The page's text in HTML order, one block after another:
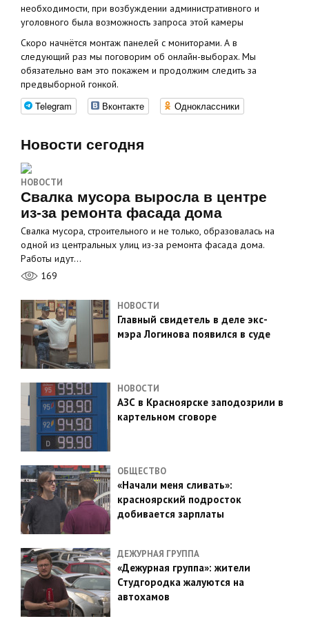
необходимости, при возбуждении административного и
уголовного была возможность запроса этой камеры
Скоро начнётся монтаж панелей с мониторами. А в
следующий раз мы поговорим об онлайн-выборах. Мы
обязательно вам это покажем и продолжим следить за
предвыборной гонкой.
Telegram Вконтакте Одноклассники
Новости сегодня
НОВОСТИ
Свалка мусора выросла в центре
из-за ремонта фасада дома
Свалка мусора, строительного и не только, образовалась на
одной из центральных улиц из-за ремонта фасада дома.
Работы идут…
169
НОВОСТИ
Главный свидетель в деле экс-
мэра Логинова появился в суде
НОВОСТИ
АЗС в Красноярске заподозрили в
картельном сговоре
ОБЩЕСТВО
«Начали меня сливать»:
красноярский подросток
добивается зарплаты
ДЕЖУРНАЯ ГРУППА
«Дежурная группа»: жители
Студгородка жалуются на
автохамов